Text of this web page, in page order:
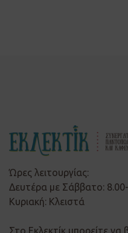
Ώρες λειτουργίας:
Δευτέρα με Σάββατο:
Κυριακή: Κλειστά
Στο Εκλεκτίκ μπορείτε να